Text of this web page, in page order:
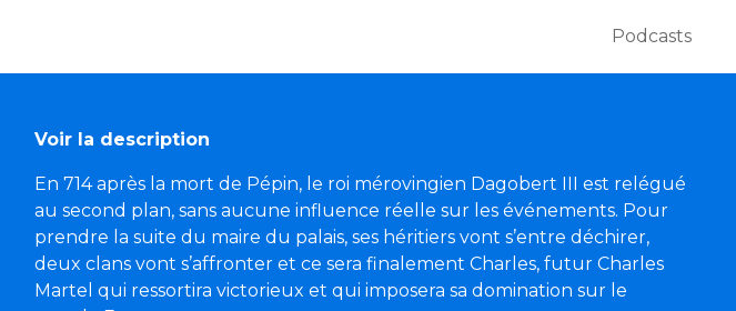
Podcasts
Voir la description
En 714 après la mort de Pépin, le roi mérovingien Dagobert III est relégué
au second plan, sans aucune influence réelle sur les événements. Pour
prendre la suite du maire du palais, ses héritiers vont s’entre déchirer,
deux clans vont s’affronter et ce sera finalement Charles, futur Charles
Martel qui ressortira victorieux et qui imposera sa domination sur le